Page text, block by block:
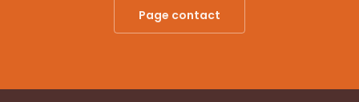
Page contact